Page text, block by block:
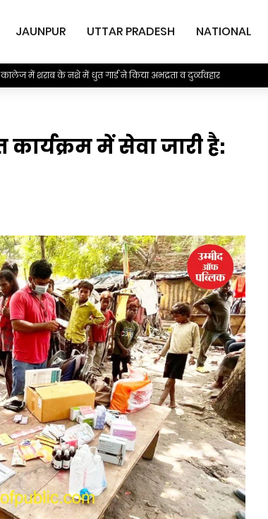
JAUNPUR UTTAR PRADESH NATIONAL
ने लिख दी अपनी तकदीर, पढ़ें पूरी स्टोरी
में सेवा जारी है: